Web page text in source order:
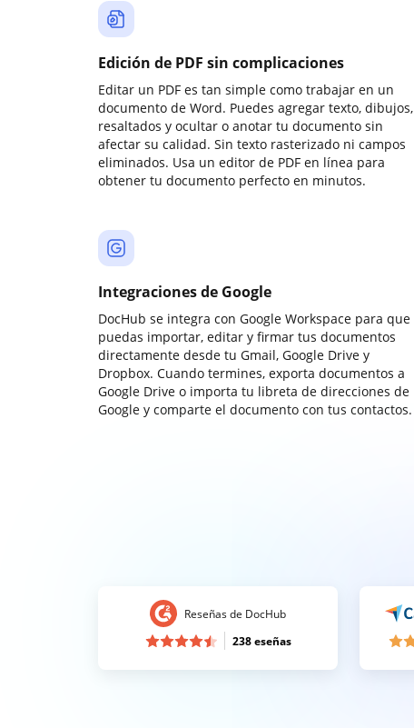
Edición de PDF sin complicaciones
Editar un PDF es tan simple como trabajar en un
documento de Word. Puedes agregar texto, dibujos,
resaltados y ocultar o anotar tu documento sin
afectar su calidad. Sin texto rasterizado ni campos
eliminados. Usa un editor de PDF en línea para
obtener tu documento perfecto en minutos.
Integraciones de Google
DocHub se integra con Google Workspace para que
puedas importar, editar y firmar tus documentos
directamente desde tu Gmail, Google Drive y
Dropbox. Cuando termines, exporta documentos a
Google Drive o importa tu libreta de direcciones de
Google y comparte el documento con tus contactos.
Reseñas de DocHub
238 eseñas